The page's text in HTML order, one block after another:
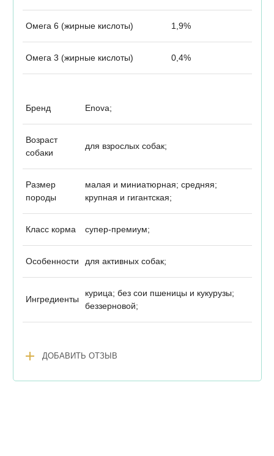
Омега 6 (жирные кислоты) 1,9%
Омега 3 (жирные кислоты) 0,4%
Бренд Enova;
Возраст
собаки
для взрослых собак;
Размер
породы
малая и миниатюрная; средняя;
крупная и гигантская;
Класс корма супер-премиум;
Особенности для активных собак;
Ингредиенты
курица; без сои пшеницы и кукурузы;
беззерновой;
add ДОБАВИТЬ ОТЗЫВ